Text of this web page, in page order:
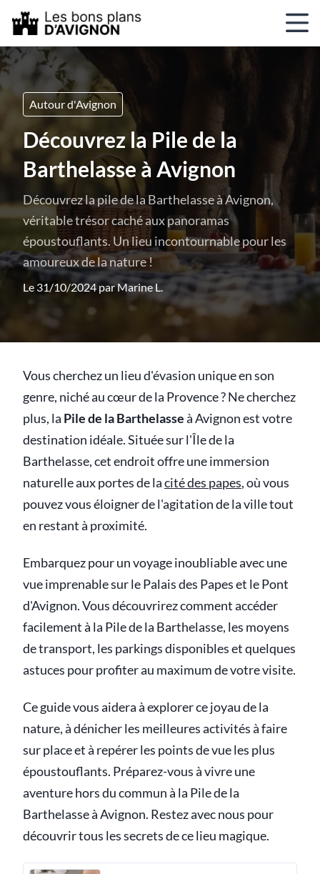
Autour d'Avignon
Découvrez la Pile de la
Barthelasse à Avignon
Découvrez la pile de la Barthelasse à Avignon,
véritable trésor caché aux panoramas
époustouflants. Un lieu incontournable pour les
amoureux de la nature !
Le 31/10/2024 parMarine L.
Vous cherchez un lieu d'évasion unique en son
genre, niché au cœur de la Provence ? Ne cherchez
plus, la Pile de la Barthelasseà Avignon est votre
destination idéale. Située sur l'Île de la
Barthelasse, cet endroit offre une immersion
naturelle aux portes de lacité des papes, où vous
pouvez vous éloigner de l'agitation de la ville tout
en restant à proximité.
Embarquez pour un voyage inoubliable avec une
vue imprenable sur le Palais des Papes et le Pont
d'Avignon. Vous découvrirez comment accéder
facilement à la Pile de la Barthelasse, les moyens
de transport, les parkings disponibles et quelques
astuces pour profiter au maximum de votre visite.
Ce guide vous aidera à explorer ce joyau de la
nature, à dénicher les meilleures activités à faire
sur place et à repérer les points de vue les plus
époustouflants. Préparez-vous à vivre une
aventure hors du commun à la Pile de la
Barthelasse à Avignon. Restez avec nous pour
découvrir tous les secrets de ce lieu magique.